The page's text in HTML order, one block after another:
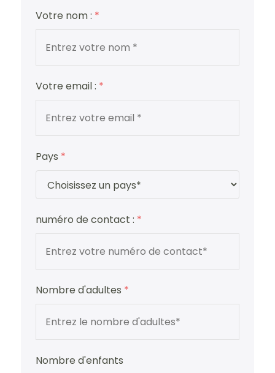
Votre nom : *
Votre email : *
Pays *
numéro de contact : *
Nombre d'adultes *
Nombre d'enfants